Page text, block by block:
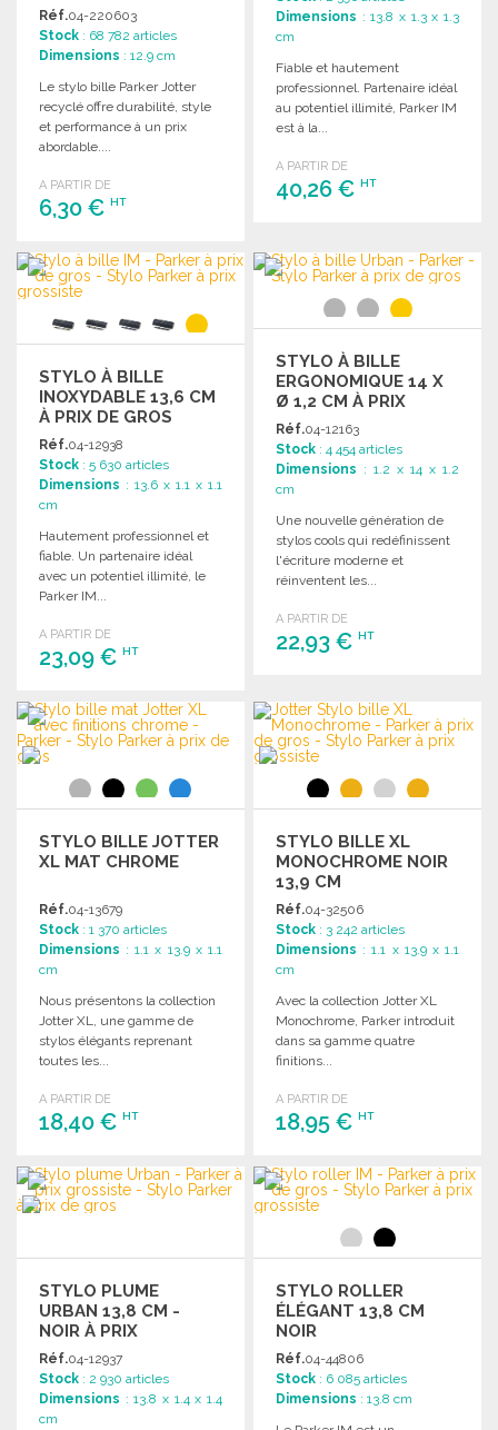
GROSSISTE
Réf.04-220603
Stock : 68 782 articles
Dimensions : 12.9 cm
Le stylo bille Parker Jotter
recyclé offre durabilité, style
et performance à un prix
abordable....
A PARTIR DE
6,30 € HT
COMMANDER
Demander un devis
Dimensions : 13.8 x 1.3 x 1.3
cm
Fiable et hautement
professionnel. Partenaire idéal
au potentiel illimité, Parker IM
est à la...
A PARTIR DE
40,26 €HT
Demander un devis
STYLO À BILLE
INOXYDABLE 13,6 CM
À PRIX DE GROS
Réf.04-12938
Stock : 5 630 articles
Dimensions : 13.6 x 1.1 x 1.1
cm
Hautement professionnel et
fiable. Un partenaire idéal
avec un potentiel illimité, le
Parker IM...
A PARTIR DE
23,09 € HT
COMMANDER
Demander un devis
STYLO À BILLE
ERGONOMIQUE 14 X
Ø 1,2 CM À PRIX
GROSSISTE
Réf.04-12163
Stock : 4 454 articles
Dimensions : 1.2 x 14 x 1.2
cm
Une nouvelle génération de
stylos cools qui redéfinissent
l'écriture moderne et
réinventent les...
A PARTIR DE
22,93 €HT
Demander un devis
STYLO BILLE JOTTER
XL MAT CHROME
Réf.04-13679
Stock : 1 370 articles
Dimensions : 1.1 x 13.9 x 1.1
cm
Nous présentons la collection
Jotter XL, une gamme de
stylos élégants reprenant
toutes les...
A PARTIR DE
18,40 € HT
COMMANDER
Demander un devis
STYLO BILLE XL
MONOCHROME NOIR
13,9 CM
Réf.04-32506
Stock : 3 242 articles
Dimensions : 1.1 x 13.9 x 1.1
cm
Avec la collection Jotter XL
Monochrome, Parker introduit
dans sa gamme quatre
finitions...
A PARTIR DE
18,95 €HT
COMMANDER
Demander un devis
STYLO PLUME
URBAN 13,8 CM -
NOIR À PRIX
GROSSISTE
Réf.04-12937
Stock : 2 930 articles
Dimensions : 13.8 x 1.4 x 1.4
cm
STYLO ROLLER
ÉLÉGANT 13,8 CM
NOIR
Réf.04-44806
Stock : 6 085 articles
Dimensions : 13.8 cm